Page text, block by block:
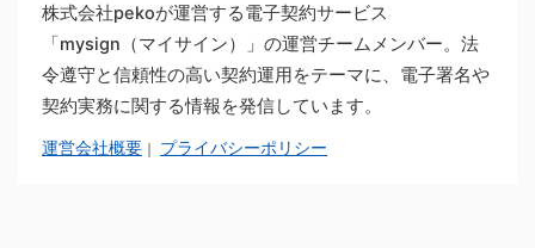
株式会社pekoが運営する電子契約サービス
「mysign（マイサイン）」の運営チームメンバー。法
令遵守と信頼性の高い契約運用をテーマに、電子署名や
契約実務に関する情報を発信しています。
運営会社概要 ｜ プライバシーポリシー